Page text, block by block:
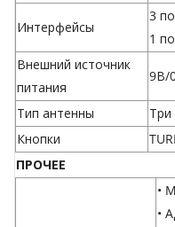
Интерфейсы
3
1
Внешний источник
питания
9В/
Тип антенны
Три
Кнопки
ПРОЧЕЕ
•
•